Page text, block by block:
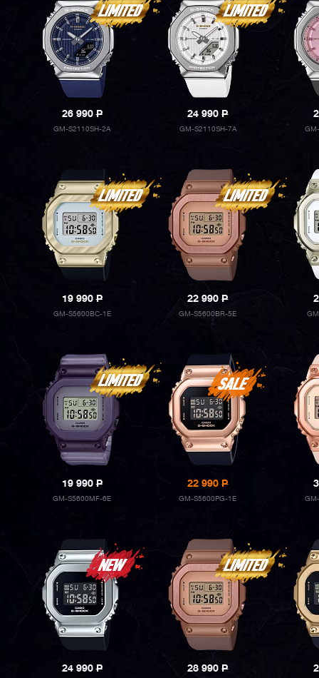
26 990P
GM-S2110SH-2A
24 990P
GM-S2110SH-7A
19 990P
GM-S5600BC-1E
22 990P
GM-S5600BR-5E
19 990P
GM-S5600MF-6E
22 990P
GM-S5600PG-1E
24 990P 28 990P